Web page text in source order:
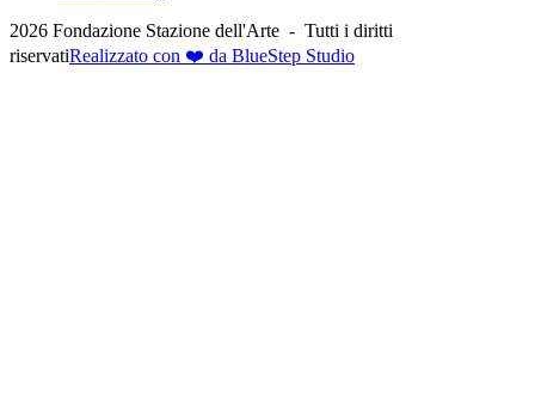
2026 Fondazione Stazione dell'Arte - Tutti i diritti
riservatiRealizzato con ❤️ da BlueStep Studio